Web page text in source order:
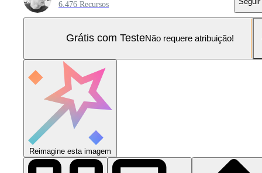
6.476 Recursos
Grátis com TesteNão requere atribuição!
Reimagine esta imagem